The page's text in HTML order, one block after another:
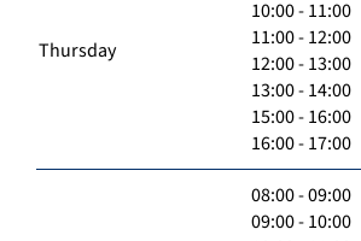
Thursday
10:00 - 11:00
11:00 - 12:00
12:00 - 13:00
13:00 - 14:00
15:00 - 16:00
16:00 - 17:00
08:00 - 09:00
09:00 - 10:00